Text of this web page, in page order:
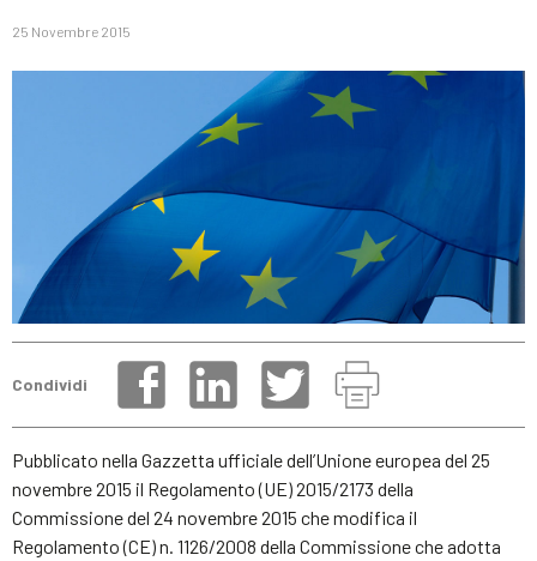
25 Novembre 2015
Condividi
Pubblicato nella Gazzetta ufficiale dell’Unione europea del 25
novembre 2015 il Regolamento (UE) 2015/2173 della
Commissione del 24 novembre 2015 che modifica il
Regolamento (CE) n. 1126/2008 della Commissione che adotta